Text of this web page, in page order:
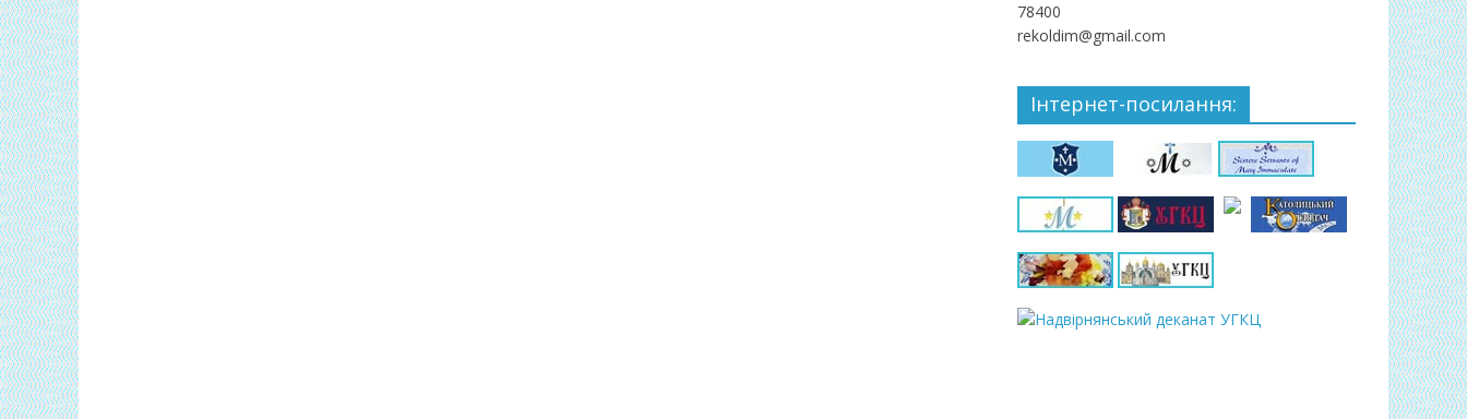
78400
rekoldim@gmail.com
Інтернет-посилання: